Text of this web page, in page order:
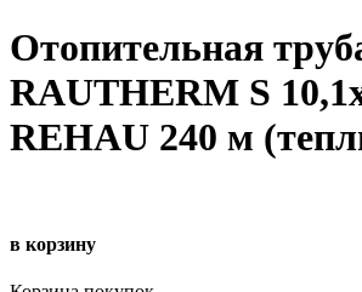
Отопительная
RAUTHERM S
REHAU 240 м
в корзину